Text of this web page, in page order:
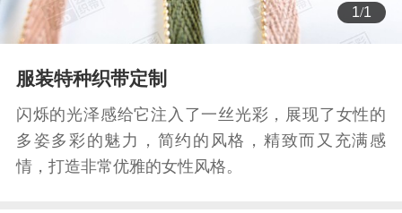
1/1
服装特种织带定制
闪烁的光泽感给它注入了一丝光彩，展现了女性的
多姿多彩的魅力，简约的风格，精致而又充满感
情，打造非常优雅的女性风格。